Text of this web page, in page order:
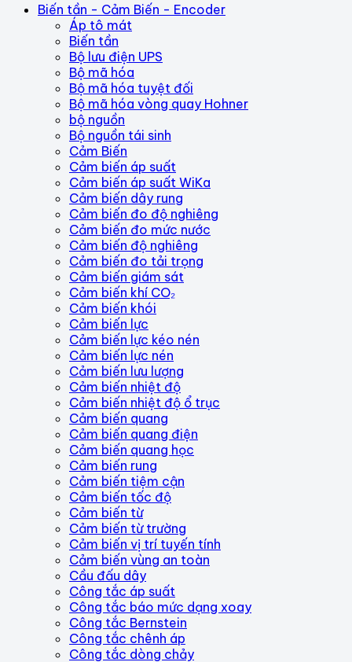
Biến tần - Cảm Biến - Encoder
Áp tô mát
Biến tần
Bộ lưu điện UPS
Bộ mã hóa
Bộ mã hóa tuyệt đối
Bộ mã hóa vòng quay Hohner
bộ nguồn
Bộ nguồn tái sinh
Cảm Biến
Cảm biến áp suất
Cảm biến áp suất WiKa
Cảm biến dây rung
Cảm biến đo độ nghiêng
Cảm biến đo mức nước
Cảm biến độ nghiêng
Cảm biến đo tải trọng
Cảm biến giám sát
Cảm biến khí CO₂
Cảm biến khói
Cảm biến lực
Cảm biến lực kéo nén
Cảm biến lực nén
Cảm biến lưu lượng
Cảm biến nhiệt độ
Cảm biến nhiệt độ ổ trục
Cảm biến quang
Cảm biến quang điện
Cảm biến quang học
Cảm biến rung
Cảm biến tiệm cận
Cảm biến tốc độ
Cảm biến từ
Cảm biến từ trường
Cảm biến vị trí tuyến tính
Cảm biến vùng an toàn
Cầu đấu dây
Công tắc áp suất
Công tắc báo mức dạng xoay
Công tắc Bernstein
Công tắc chênh áp
Công tắc dòng chảy